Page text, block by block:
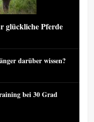
glückliche Pferde
darüber wissen?
bei 30 Grad